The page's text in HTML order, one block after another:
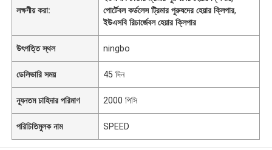
লক্ষণীয় করা:
পোর্টেবল কর্ডলেস ট্রিমার পুরুষদের হেয়ার ক্লিপার,
ইউএসবি রিচার্জেবল হেয়ার ক্লিপার
উৎপত্তি স্থল ningbo
ডেলিভারি সময় 45 দিন
ন্যূনতম চাহিদার পরিমাণ 2000 পিসি
পরিচিতিমুলক নাম SPEED